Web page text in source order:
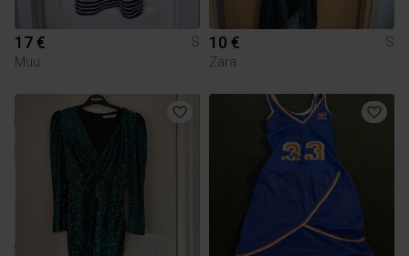
17 €
S
Muu
10 €
S
Zara